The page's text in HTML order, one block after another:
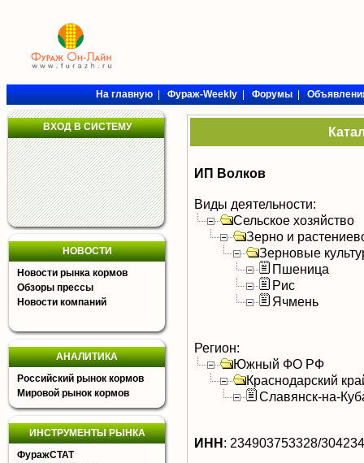
На главную|Фураж-Weekly|Форумы|
ВХОД В СИСТЕМУ
НОВОСТИ
Новости рынка кормов
Обзоры прессы
Новости компаний
АНАЛИТИКА
Российский рынок кормов
Мировой рынок кормов
ИНСТРУМЕНТЫ РЫНКА
ФуражСТАТ
ИП Волков
Виды деятельности:
Сельское хозяйство
Зерно и
Зерновые
Пшеница
Рис
Ячмень
Регион:
Южный ФО РФ
Краснодарский
Славянск-на-
ИНН: 234903753328/